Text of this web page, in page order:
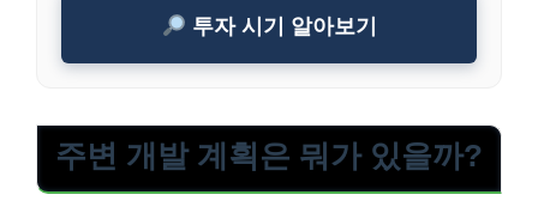
투자 시기 알아보기
주변 개발 계획은 뭐가 있을까?